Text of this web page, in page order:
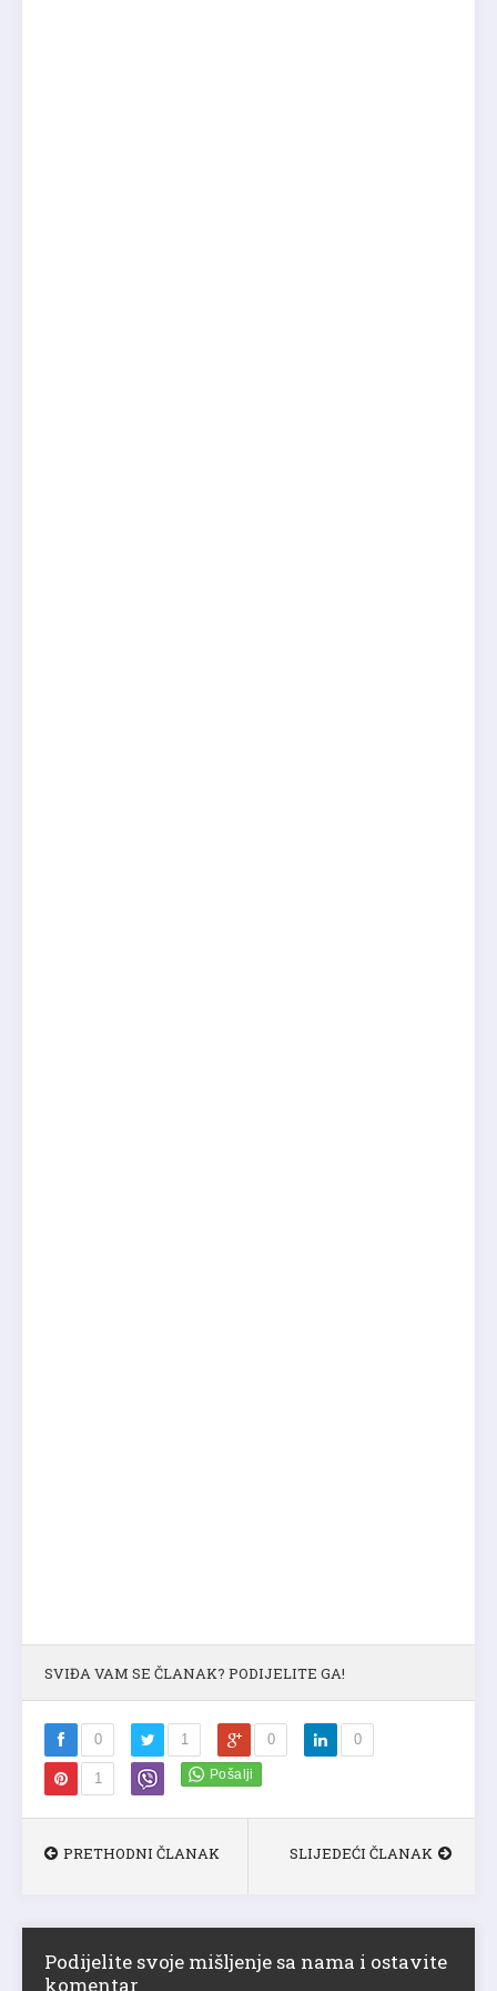
SVIĐA VAM SE ČLANAK? PODIJELITE GA!
0 1 0 0
1
PRETHODNI ČLANAK SLIJEDEĆI ČLANAK
Podijelite svoje mišljenje sa nama i ostavite
komentar